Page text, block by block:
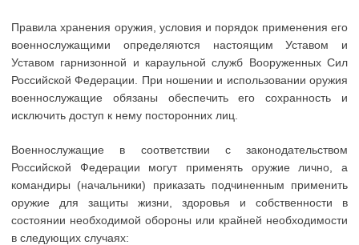
Правила хранения оружия, условия и порядок применения его
военнослужащими определяются настоящим Уставом и
Уставом гарнизонной и караульной служб Вооруженных Сил
Российской Федерации. При ношении и использовании оружия
военнослужащие обязаны обеспечить его сохранность и
исключить доступ к нему посторонних лиц.
Военнослужащие в соответствии с законодательством
Российской Федерации могут применять оружие лично, а
командиры (начальники) приказать подчиненным применить
оружие для защиты жизни, здоровья и собственности в
состоянии необходимой обороны или крайней необходимости
в следующих случаях: